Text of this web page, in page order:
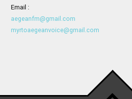
Email :
aegeanfm@gmail.com
myrtoaegeanvoice@gmail.com